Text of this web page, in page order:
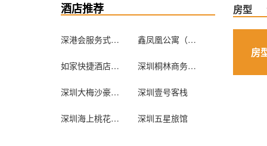
酒店推荐
深港会服务式公寓（深圳新洲嘉州富苑店） 鑫凤凰公寓（深圳凤凰印象店）
如家快捷酒店（深圳火车站店） 深圳桐林商务酒店
深圳大梅沙豪派特凌海酒店 深圳壹号客栈
深圳海上桃花源海景客栈 深圳五星旅馆
房型
房